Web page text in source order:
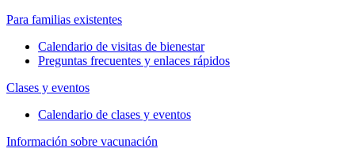
Para familias existentes
Calendario de visitas de bienestar
Preguntas frecuentes y enlaces rápidos
Clases y eventos
Calendario de clases y eventos
Información sobre vacunación